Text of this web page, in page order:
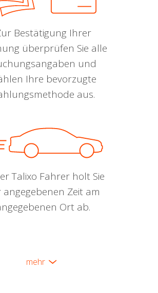
Bestätigung Ihrer
überprüfen Sie alle
und
Ihre bevorzugte
aus.
Talixo Fahrer holt Sie
angegebenen Zeit am
Ort ab.
mehr